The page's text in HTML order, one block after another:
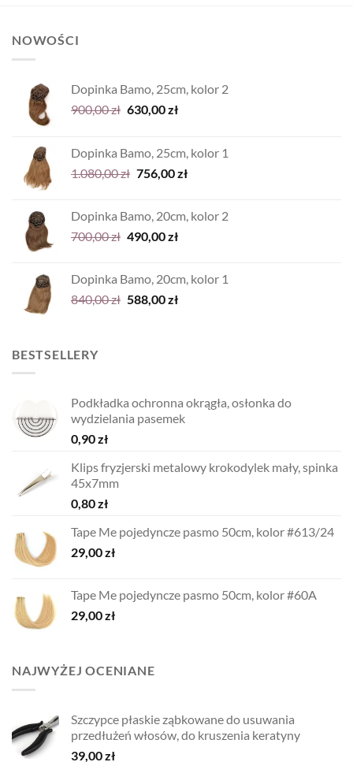
NOWOŚCI
Dopinka Bamo, 25cm, kolor 2
900,00zł Pierwotna
900,00 zł.
630,00złAktualna
630,00 zł.
Dopinka Bamo, 25cm, kolor 1
1.080,00zł Pierwotna
1.080,00 zł.
756,00złAktualna
756,00 zł.
Dopinka Bamo, 20cm, kolor 2
700,00zł Pierwotna
700,00 zł.
490,00złAktualna
490,00 zł.
Dopinka Bamo, 20cm, kolor 1
840,00zł Pierwotna
588,00złAktualna
BESTSELLERY
Podkładka ochronna okrągła, osłonka do
wydzielania pasemek
0,90zł
Klips fryzjerski metalowy krokodylek mały, spinka
45x7mm
0,80zł
Tape Me pojedyncze pasmo 50cm, kolor #613/24
29,00zł
Tape Me pojedyncze pasmo 50cm, kolor #60A
29,00zł
NAJWYŻEJ OCENIANE
Szczypce płaskie ząbkowane do usuwania
przedłużeń włosów, do kruszenia keratyny
39,00zł